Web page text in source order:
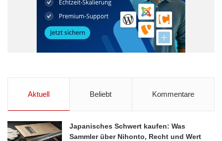
Aktuell Beliebt Kommentare
Japanisches Schwert kaufen: Was
Sammler über Nihonto, Recht und Wert